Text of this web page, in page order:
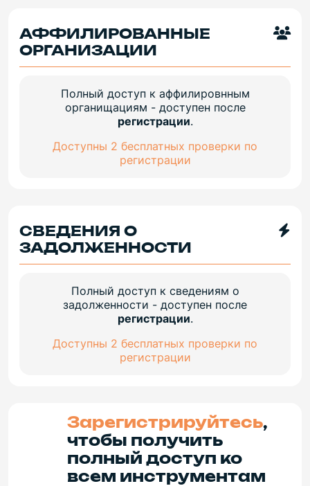
АФФИЛИРОВАННЫЕ
ОРГАНИЗАЦИИ
Полный доступ к аффилировнным
органищациям - доступен после
регистрации.
Доступны 2 бесплатных проверки по
регистрации
СВЕДЕНИЯ О
ЗАДОЛЖЕННОСТИ
Полный доступ к сведениям о
задолженности - доступен после
регистрации.
Доступны 2 бесплатных проверки по
регистрации
Зарегистрируйтесь,
чтобы получить
полный доступ ко
всем инструментам